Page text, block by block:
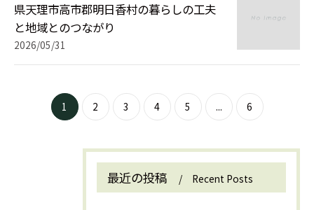
県天理市高市郡明日香村の暮らしの工夫
と地域とのつながり
2026/05/31
1 2 3 4 5 ... 6
最近の投稿 Recent Posts